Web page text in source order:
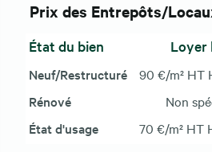
Prix des Entrepôts/
État du bien Loyer
Neuf/Restructuré 90 €/m² HT
Rénové
Non
État d'usage
70 €/m² HT